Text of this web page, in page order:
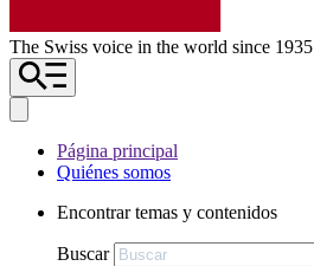
The Swiss voice in the world since 1935
Página principal
Quiénes somos
Encontrar temas y contenidos
Buscar